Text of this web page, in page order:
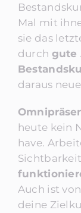
Mal mit
sie das
durch gute
daraus
heute kein
have.
Auch ist
deine